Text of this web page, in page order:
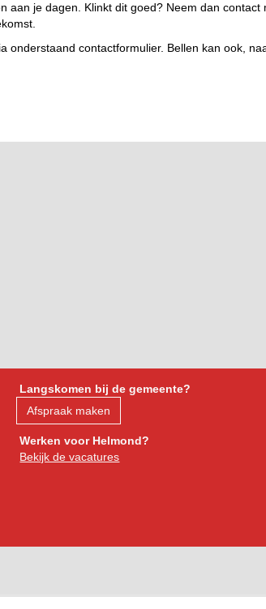
aan je dagen. Klinkt dit goed? Neem dan
onderstaand contactformulier. Bellen kan ook,
Langskomen bij de gemeente?
Afspraak maken
Werken voor Helmond?
Bekijk de vacatures